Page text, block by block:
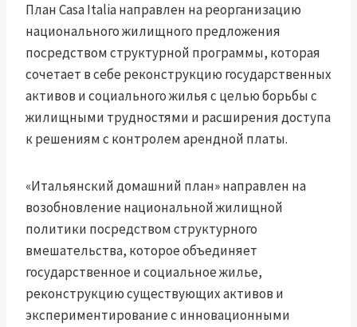
План Casa Italia направлен на реорганизацию
национального жилищного предложения
посредством структурной программы, которая
сочетает в себе реконструкцию государственных
активов и социального жилья с целью борьбы с
жилищными трудностями и расширения доступа
к решениям с контролем арендной платы.
«Итальянский домашний план» направлен на
возобновление национальной жилищной
политики посредством структурного
вмешательства, которое объединяет
государственное и социальное жилье,
реконструкцию существующих активов и
экспериментирование с инновационными